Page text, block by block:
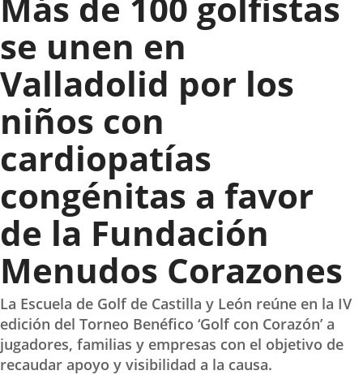
se unen en
Valladolid por los
niños con
cardiopatías
congénitas a favor
de la Fundación
Menudos Corazones
La Escuela de Golf de Castilla y León reúne en la IV
edición del Torneo Benéfico ‘Golf con Corazón’ a
jugadores, familias y empresas con el objetivo de
recaudar apoyo y visibilidad a la causa.